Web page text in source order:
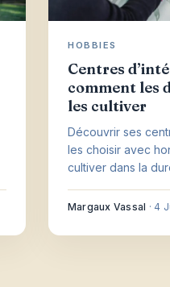
HOBBIES
Centres
comment les
les cultiver
Découvrir ses
les choisir avec
cultiver dans la
Margaux Vassal · 4